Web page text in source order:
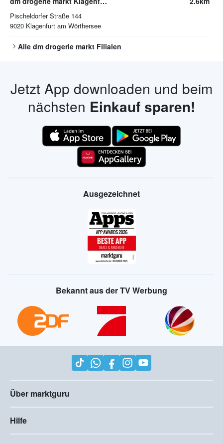
Pischeldorfer Straße 144
9020 Klagenfurt am Wörthersee
Alle dm drogerie markt Filialen
Jetzt App downloaden und beim
nächsten Einkauf sparen!
Ausgezeichnet
Bekannt aus der TV Werbung
Über marktguru
Hilfe